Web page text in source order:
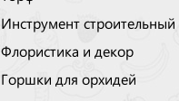
Инструмент строительный
Флористика и декор
Горшки для орхидей